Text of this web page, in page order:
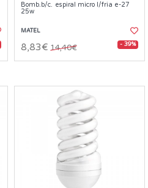
Bomb.b/c. espiral micro l/fria e-27
25w
MATEL
8,83€ 14,40€ - 39%